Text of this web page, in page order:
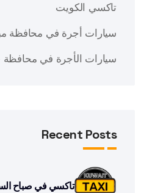
تاكسي الكويت
سيارات أجرة في محافظة
سيارات الأجرة في
Recent Posts
تاكسي في صباح